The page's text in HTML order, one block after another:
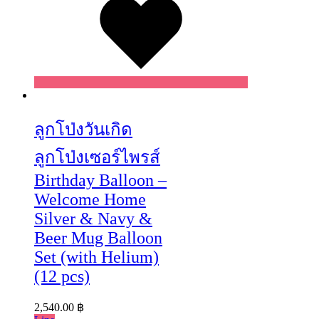
ลูกโป่งวันเกิด
ลูกโป่งเซอร์ไพรส์
Birthday Balloon –
Welcome Home
Silver & Navy &
Beer Mug Balloon
Set (with Helium)
(12 pcs)
2,540.00 ฿